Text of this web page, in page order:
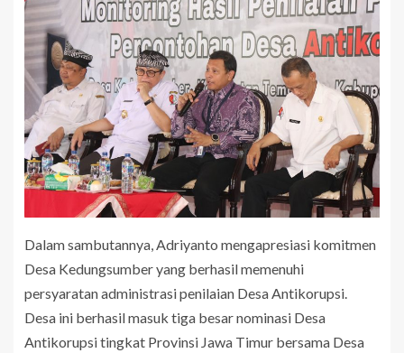
Dalam sambutannya, Adriyanto mengapresiasi komitmen
Desa Kedungsumber yang berhasil memenuhi
persyaratan administrasi penilaian Desa Antikorupsi.
Desa ini berhasil masuk tiga besar nominasi Desa
Antikorupsi tingkat Provinsi Jawa Timur bersama Desa